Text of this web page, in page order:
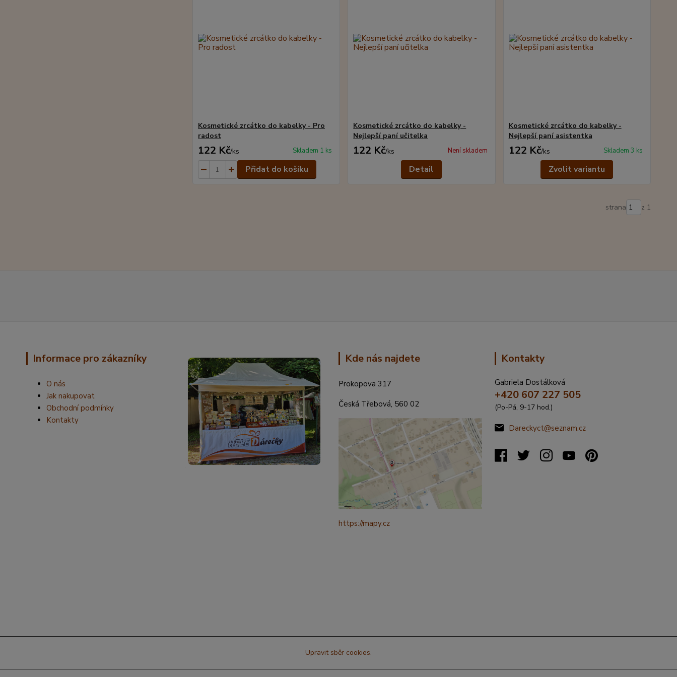
Kosmetické zrcátko do kabelky - Pro
radost
122 Kč/ks Skladem 1 ks
Přidat do košíku
Kosmetické zrcátko do kabelky -
Nejlepší paní učitelka
122 Kč/ks Není skladem
Detail
Kosmetické zrcátko do kabelky -
Nejlepší paní asistentka
122 Kč/ks Skladem 3 ks
Zvolit variantu
strana z 1
Informace pro zákazníky
O nás
Jak nakupovat
Obchodní podmínky
Kontakty
Kde nás najdete
Prokopova 317
Česká Třebová, 560 02
https://mapy.cz
Kontakty
Gabriela Dostálková
+420 607 227 505
(Po-Pá, 9-17 hod.)
Dareckyct@seznam.cz
Upravit sběr cookies.